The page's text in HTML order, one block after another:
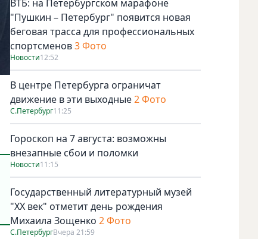
ВТБ: на Петербургском марафоне
"Пушкин – Петербург" появится новая
беговая трасса для профессиональных
спортсменов3 Фото
Новости12:52
В центре Петербурга ограничат
движение в эти выходные2 Фото
С.Петербург11:25
Гороскоп на 7 августа: возможны
внезапные сбои и поломки
Новости11:15
Государственный литературный музей
"ХХ век" отметит день рождения
Михаила Зощенко 2 Фото
С.ПетербургВчера 21:59